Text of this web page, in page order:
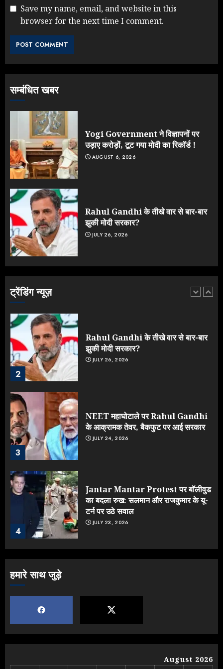
Save my name, email, and website in this
browser for the next time I comment.
सम्बंधित खबर
Yogi Government ने विज्ञापनों पर
उड़ाए करोड़ों, टूट गया मोदी का रिकॉर्ड !
AUGUST 6, 2026
Rahul Gandhi के तीखे वार से बार-बार
झुकी मोदी सरकार?
JULY 26, 2026
ट्रेंडिंग न्यूज़
NEET महाघोटाले पर Rahul Gandhi
4
5
JULY 19, 2026
1
उड़ाए करोड़ों, टूट गया मोदी का रिकॉर्ड !
2
Rahul Gandhi के तीखे वार से बार-बार
झुकी मोदी सरकार?
JULY 26, 2026
3
NEET महाघोटाले पर Rahul Gandhi
के आक्रामक तेवर, बैकफुट पर आई सरकार
JULY 24, 2026
4
Jantar Mantar Protest पर बॉलीवुड
का बदला रुख: सलमान और राजकुमार के यू-
टर्न पर उठे सवाल
JULY 23, 2026
उड़ाए करोड़ों, टूट गया मोदी का रिकॉर्ड !
हमारे साथ जुड़े
August 2026